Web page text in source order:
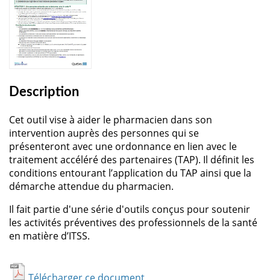
Description
Cet outil vise à aider le pharmacien dans son
intervention auprès des personnes qui se
présenteront avec une ordonnance en lien avec le
traitement accéléré des partenaires (TAP). Il définit les
conditions entourant l’application du TAP ainsi que la
démarche attendue du pharmacien.
Il fait partie d'une série d'outils conçus pour soutenir
les activités préventives des professionnels de la santé
en matière d’ITSS.